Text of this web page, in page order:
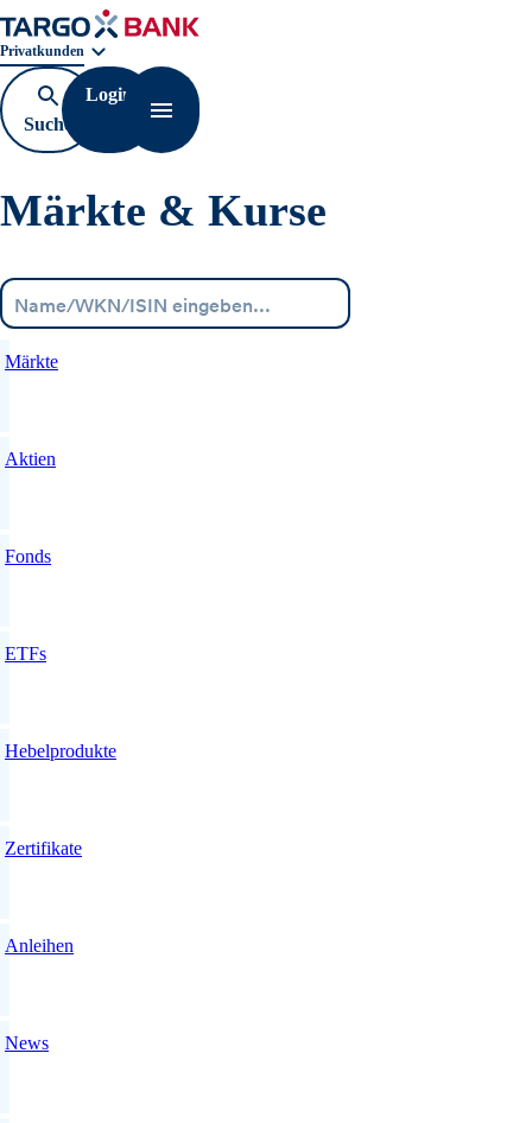
Geschäftsbereichnavigation. Aktuelle Auswahl:
Privatkunden
Suche
öffnen
Login
Navigation öffnen
Märkte & Kurse
Märkte
Aktien
Fonds
ETFs
Hebelprodukte
Zertifikate
Anleihen
News